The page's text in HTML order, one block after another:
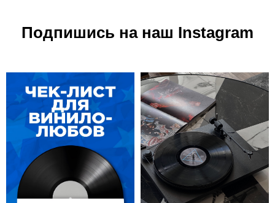
Подпишись на наш Instagram